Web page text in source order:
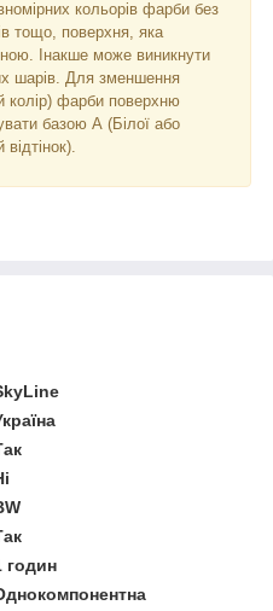
кольорів фарби без
тощо, поверхня, яка
Інакше може виникнути
шарів. Для зменшення
колір) фарби поверхню
базою А (Білої або
годин